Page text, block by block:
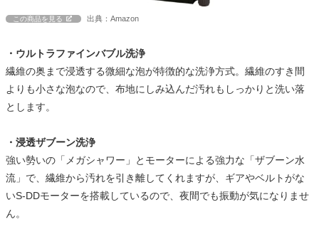
この商品を見る 出典：Amazon
・ウルトラファインバブル洗浄
繊維の奥まで浸透する微細な泡が特徴的な洗浄方式。繊維のすき間
よりも小さな泡なので、布地にしみ込んだ汚れもしっかりと洗い落
とします。
・浸透ザブーン洗浄
強い勢いの「メガシャワー」とモーターによる強力な「ザブーン水
流」で、繊維から汚れを引き離してくれますが、ギアやベルトがな
いS-DDモーターを搭載しているので、夜間でも振動が気になりませ
ん。